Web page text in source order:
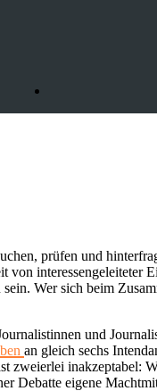
prüfen und
interessengeleiteter
Wer sich beim
und
an gleich sechs
zweierlei inakzeptabel:
Debatte eigene